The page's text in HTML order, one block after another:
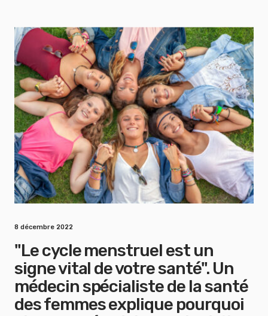
8 décembre 2022
"Le cycle menstruel est un
signe vital de votre santé". Un
médecin spécialiste de la santé
des femmes explique pourquoi